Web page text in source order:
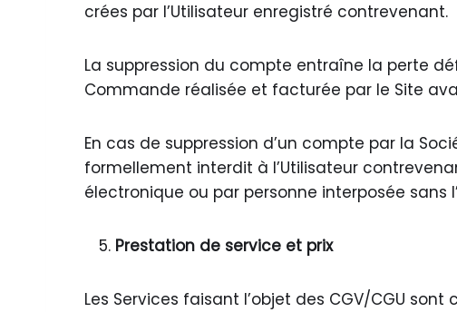
crées par l’Utilisateur enregistré contrevenant.
La suppression du compte entraîne la perte
Commande réalisée et facturée par le Site
En cas de suppression d’un compte par la
formellement interdit à l’Utilisateur
électronique ou par personne interposée sans
Prestation de service et prix
Les Services faisant l’objet des CGV/CGU